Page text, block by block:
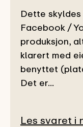
Dette
Facebook /
produksjon,
klarert med
benyttet
Det er...
Les svaret i